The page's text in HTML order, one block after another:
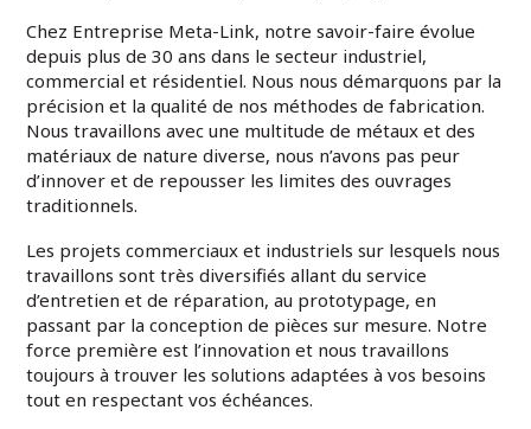
Chez Entreprise Meta-Link, notre savoir-faire évolue
depuis plus de 30 ans dans le secteur industriel,
commercial et résidentiel. Nous nous démarquons par la
précision et la qualité de nos méthodes de fabrication.
Nous travaillons avec une multitude de métaux et des
matériaux de nature diverse, nous n’avons pas peur
d’innover et de repousser les limites des ouvrages
traditionnels.
Les projets commerciaux et industriels sur lesquels nous
travaillons sont très diversifiés allant du service
d’entretien et de réparation, au prototypage, en
passant par la conception de pièces sur mesure. Notre
force première est l’innovation et nous travaillons
toujours à trouver les solutions adaptées à vos besoins
tout en respectant vos échéances.